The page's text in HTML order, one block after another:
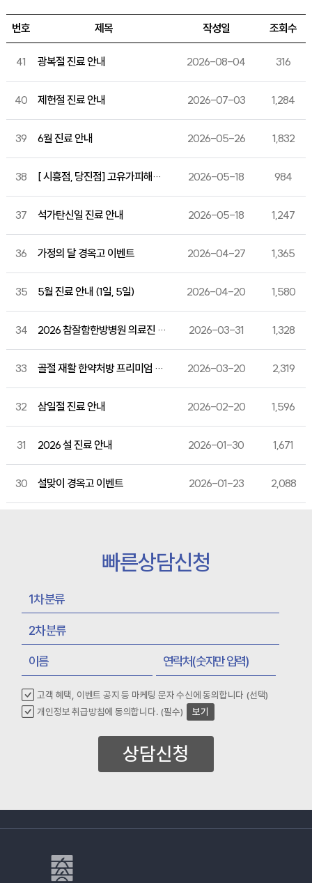
번호 제목 작성일 조회수
41 광복절 진료 안내 2026-08-04 316
40 제헌절 진료 안내 2026-07-03 1,284
39 6월 진료 안내 2026-05-26 1,832
38 [ 시흥점, 당진점] 고유가피해지원금 사용 가능 2026-05-18 984
37 석가탄신일 진료 안내 2026-05-18 1,247
36 가정의 달 경옥고 이벤트 2026-04-27 1,365
35 5월 진료 안내 (1일, 5일) 2026-04-20 1,580
34 2026 참잘함한방병원 의료진 세미나 성료 2026-03-31 1,328
33 골절 재활 한약처방 프리미엄 강골단, SCI급 저널 게재 & 특허 출원 2026-03-20 2,319
32 삼일절 진료 안내 2026-02-20 1,596
31 2026 설 진료 안내 2026-01-30 1,671
30 설맞이 경옥고 이벤트 2026-01-23 2,088
빠른상담신청
고객 혜택, 이벤트 공지 등 마케팅 문자 수신에 동의합니다 (선택)
개인정보 취급방침에 동의합니다. (필수)
보기
상담신청